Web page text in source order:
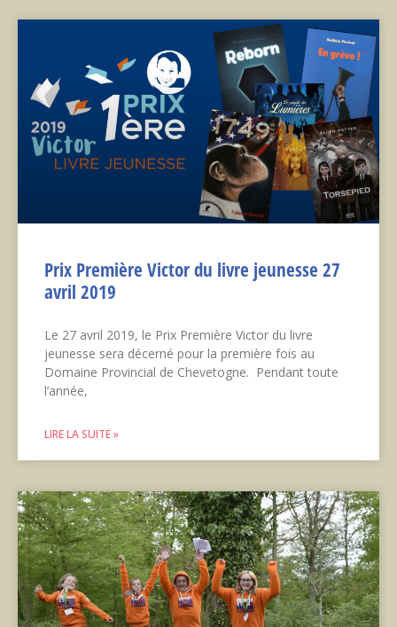
Prix Première Victor du livre jeunesse 27
avril 2019
Le 27 avril 2019, le Prix Première Victor du livre
jeunesse sera décerné pour la première fois au
Domaine Provincial de Chevetogne. Pendant toute
l’année,
LIRE LA SUITE »